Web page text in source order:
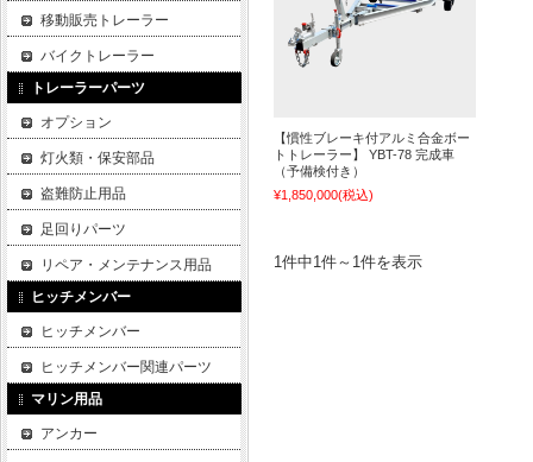
【慣性ブレーキ付アルミ合金ボー
トトレーラー】 YBT-78 完成車
（予備検付き）
¥1,850,000(税込)
1件中1件～1件を表示
移動販売トレーラー
バイクトレーラー
トレーラーパーツ
オプション
灯火類・保安部品
盗難防止用品
足回りパーツ
リペア・メンテナンス用品
ヒッチメンバー
ヒッチメンバー
ヒッチメンバー関連パーツ
マリン用品
アンカー